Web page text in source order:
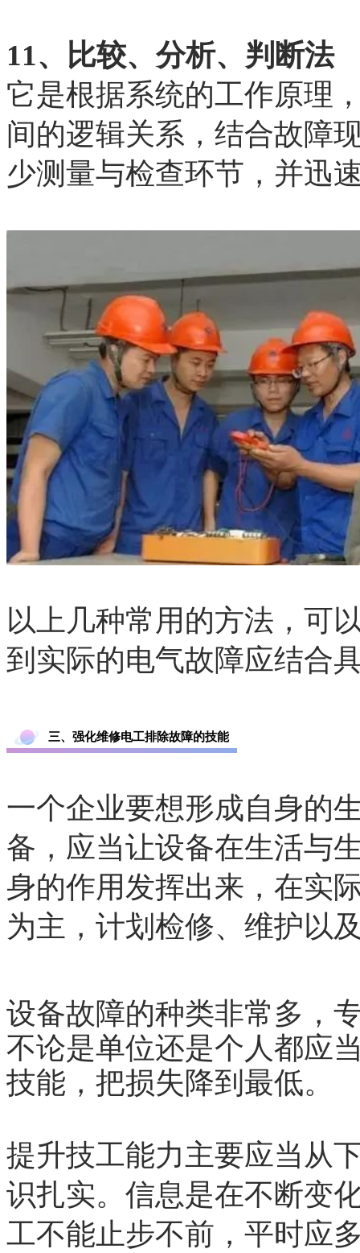
11、比较、分析、判断法
它是根据系统的工作原理
间的逻辑关系，结合故障
少测量与检查环节，并迅
以上几种常用的方法，可
到实际的电气故障应结合
三、强化维修电工排除故障的技能
一个企业要想形成自身的
备，应当让设备在生活与
身的作用发挥出来，在实
为主，计划检修、维护以
设备故障的种类非常多，
不论是单位还是个人都应
技能，把损失降到最低。
提升技工能力主要应当从
识扎实。信息是在不断变
工不能止步不前，平时应